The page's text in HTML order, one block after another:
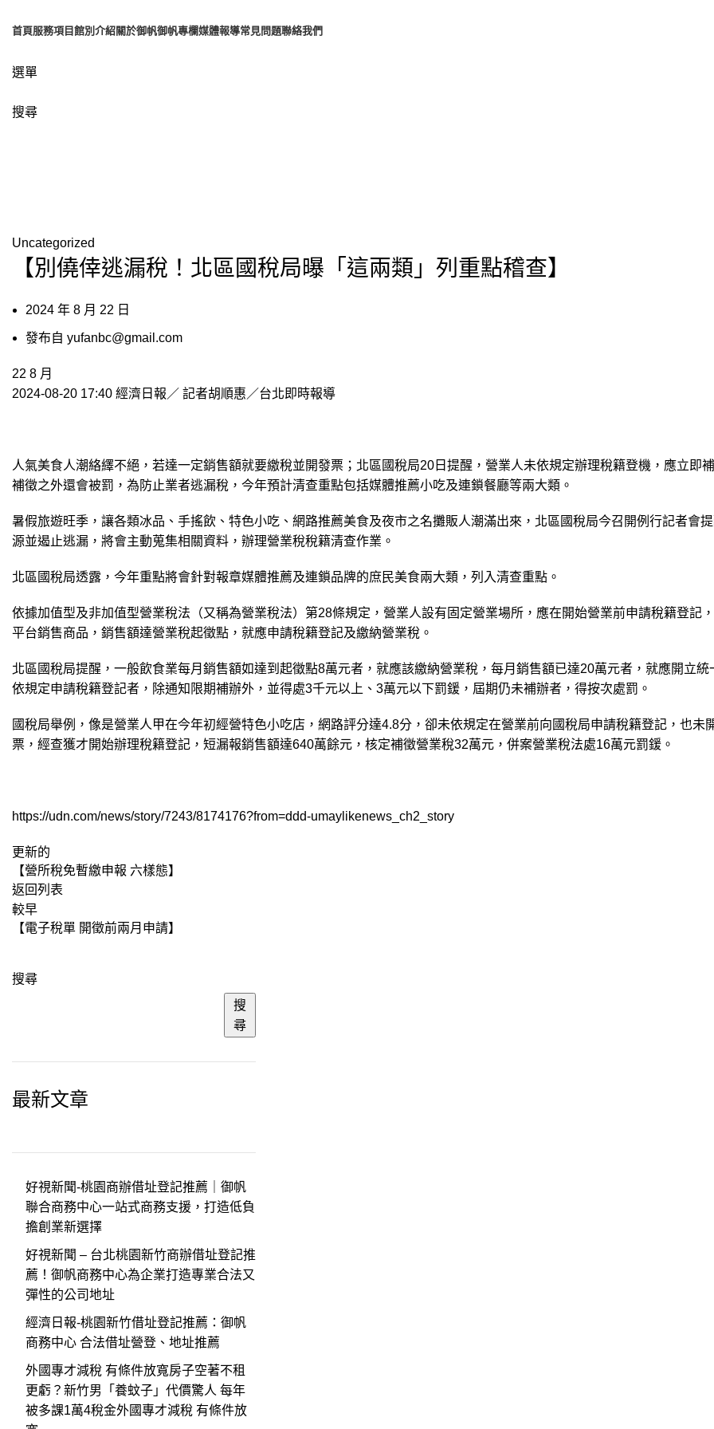
首頁服務項目 館別介紹關於御帆御帆專欄媒體報導常見問題聯絡我們
選單
搜尋
Uncategorized
【別僥倖逃漏稅！北區國稅局曝「這兩類」列重點稽查】
2024 年 8 月 22 日
發布自 yufanbc@gmail.com
22 8 月
2024-08-20 17:40 經濟日報／ 記者胡順惠／台北即時報導
人氣美食人潮絡繹不絕，若達一定銷售額就要繳稅並開發票；北區國稅局20日提醒，營業人未依規定辦理稅籍登機，應立即
補徵之外還會被罰，為防止業者逃漏稅，今年預計清查重點包括媒體推薦小吃及連鎖餐廳等兩大類。
暑假旅遊旺季，讓各類冰品、手搖飲、特色小吃、網路推薦美食及夜市之名攤販人潮滿出來，北區國稅局今召開例行記者會
源並遏止逃漏，將會主動蒐集相關資料，辦理營業稅稅籍清查作業。
北區國稅局透露，今年重點將會針對報章媒體推薦及連鎖品牌的庶民美食兩大類，列入清查重點。
依據加值型及非加值型營業稅法（又稱為營業稅法）第28條規定，營業人設有固定營業場所，應在開始營業前申請稅籍登記
平台銷售商品，銷售額達營業稅起徵點，就應申請稅籍登記及繳納營業稅。
北區國稅局提醒，一般飲食業每月銷售額如達到起徵點8萬元者，就應該繳納營業稅，每月銷售額已達20萬元者，就應開立統
依規定申請稅籍登記者，除通知限期補辦外，並得處3千元以上、3萬元以下罰鍰，屆期仍未補辦者，得按次處罰。
國稅局舉例，像是營業人甲在今年初經營特色小吃店，網路評分達4.8分，卻未依規定在營業前向國稅局申請稅籍登記，也未
票，經查獲才開始辦理稅籍登記，短漏報銷售額達640萬餘元，核定補徵營業稅32萬元，併案營業稅法處16萬元罰鍰。
https://udn.com/news/story/7243/8174176?from=ddd-umaylikenews_ch2_story
更新的
【營所稅免暫繳申報 六樣態】
返回列表
較早
【電子稅單 開徵前兩月申請】
搜尋
搜
尋
最新文章
好視新聞-桃園商辦借址登記推薦｜御帆
聯合商務中心一站式商務支援，打造低負
擔創業新選擇
好視新聞 – 台北桃園新竹商辦借址登記推
薦！御帆商務中心為企業打造專業合法又
彈性的公司地址
經濟日報-桃園新竹借址登記推薦：御帆
商務中心 合法借址營登、地址推薦
外國專才減稅 有條件放寬房子空著不租
更虧？新竹男「養蚊子」代價驚人 每年
被多課1萬4稅金外國專才減稅 有條件放